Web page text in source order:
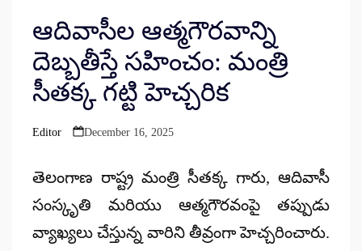
ఆదివాసీల ఆత్మగౌరవాన్ని
దెబ్బతీస్తే సహించం: మంత్రి
సీతక్క గట్టి హెచ్చరిక
Posted
Editor December 16, 2025
తెలంగాణ రాష్ట్ర మంత్రి సీతక్క గారు, ఆదివాసీ
సంస్కృతి మరియు ఆత్మగౌరవంపై తప్పుడు
వ్యాఖ్యలు చేస్తున్న వారిని తీవ్రంగా హెచ్చరించారు.